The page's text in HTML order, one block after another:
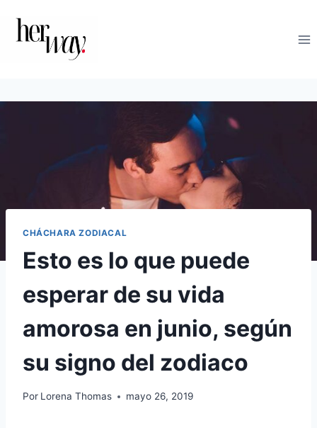
contenido
CHÁCHARA ZODIACAL
Esto es lo que puede
esperar de su vida
amorosa en junio, según
su signo del zodiaco
Por Lorena Thomas mayo 26, 2019